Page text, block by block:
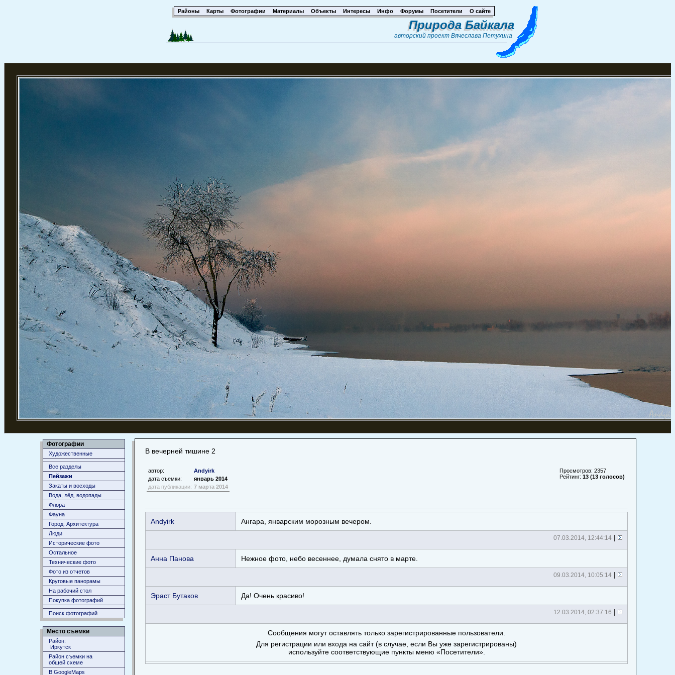
Районы Карты Фотографии Материалы Объекты Интересы Инфо Форумы Посетители О сайте
Природа Байкала
авторский проект Вячеслава Петухина
Фотографии
Художественные
Все разделы
Пейзажи
Закаты и восходы
Вода, лёд, водопады
Флора
Фауна
Город. Архитектура
Люди
Исторические фото
Остальное
Технические фото
Фото из отчетов
Круговые панорамы
На рабочий стол
Покупка фотографий
Поиск фотографий
Место съемки
Район:
Иркутск
Район съемки на
общей схеме
В GoogleMaps
В вечерней тишине 2
автор:
Andyirk
дата съемки:
январь 2014
дата публикации: 7 марта 2014
Просмотров: 2357
Рейтинг: 13 (13 голосов)
Andyirk Ангара, январским морозным вечером.
07.03.2014, 12:44:14 |
Анна Панова Нежное фото, небо весеннее, думала снято в марте.
09.03.2014, 10:05:14 |
Эраст Бутаков Да! Очень красиво!
12.03.2014, 02:37:16 |
Сообщения могут оставлять только зарегистрированные пользователи.
Для регистрации или входа на сайт (в случае, если Вы уже зарегистрированы)
используйте соответствующие пункты меню «Посетители».